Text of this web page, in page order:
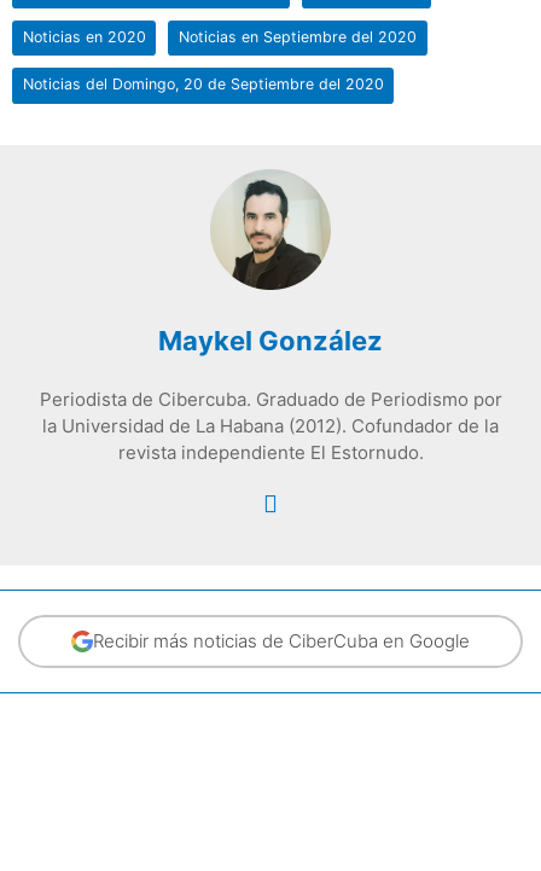
Noticias en 2020 Noticias en Septiembre del 2020
Noticias del Domingo, 20 de Septiembre del 2020
Maykel González
Periodista de Cibercuba. Graduado de Periodismo por
la Universidad de La Habana (2012). Cofundador de la
revista independiente El Estornudo.
Recibir más noticias de CiberCuba en Google